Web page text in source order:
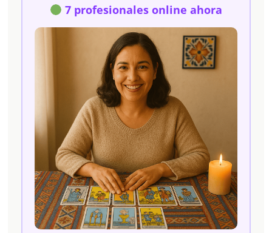
7 profesionales online ahora